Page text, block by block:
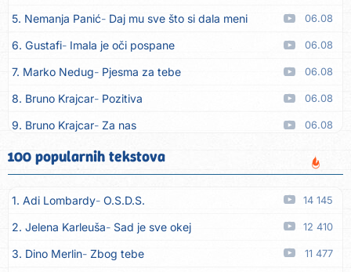
5. Nemanja Panić Daj mu sve što si dala meni 06.08
6. Gustafi Imala je oči pospane 06.08
7. Marko Nedug Pjesma za tebe 06.08
8. Bruno Krajcar Pozitiva 06.08
9. Bruno Krajcar Za nas 06.08
10. Tereza Kesovija Da li ću moći
11. Lidija Bačić Neka se vino toči (Nazdravlje) 06.08
12. Karin Kuljanić Nisi zavridel 06.08
13. Tamara Brusić Nigdi ni lipo ko doma 06.08
14. Tamara Brusić Biž´mo ća 06.08
100 popularnih tekstova
1. Adi Lombardy O.S.D.S. 14 145
2. Jelena Karleuša Sad je sve okej 12 410
3. Dino Merlin Zbog tebe 11 477